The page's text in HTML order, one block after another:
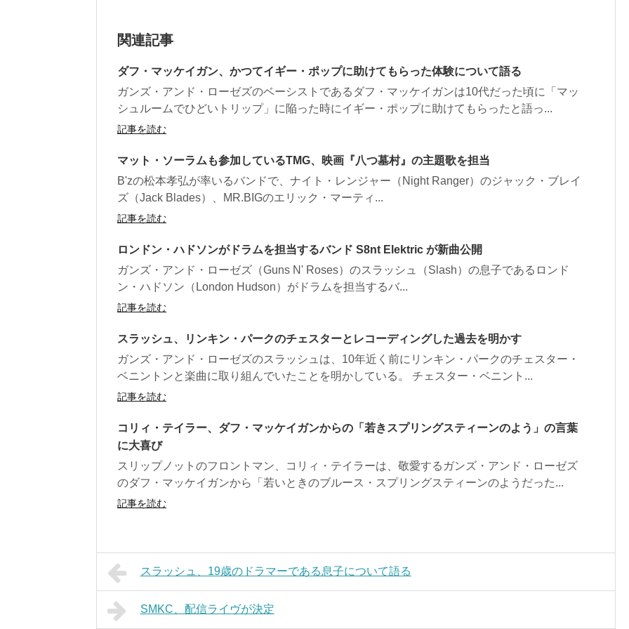
関連記事
ダフ・マッケイガン、かつてイギー・ポップに助けてもらった体験について語る
ガンズ・アンド・ローゼズのベーシストであるダフ・マッケイガンは10代だった頃に「マッ
シュルームでひどいトリップ」に陥った時にイギー・ポップに助けてもらったと語っ...
記事を読む
マット・ソーラムも参加しているTMG、映画『八つ墓村』の主題歌を担当
B'zの松本孝弘が率いるバンドで、ナイト・レンジャー（Night Ranger）のジャック・ブレイ
ズ（Jack Blades）、MR.BIGのエリック・マーティ...
記事を読む
ロンドン・ハドソンがドラムを担当するバンド S8nt Elektric が新曲公開
ガンズ・アンド・ローゼズ（Guns N' Roses）のスラッシュ（Slash）の息子であるロンド
ン・ハドソン（London Hudson）がドラムを担当するバ...
記事を読む
スラッシュ、リンキン・パークのチェスターとレコーディングした過去を明かす
ガンズ・アンド・ローゼズのスラッシュは、10年近く前にリンキン・パークのチェスター・
ベニントンと楽曲に取り組んでいたことを明かしている。 チェスター・ベニント...
記事を読む
コリィ・テイラー、ダフ・マッケイガンからの「若きスプリングスティーンのよう」の言葉
に大喜び
スリップノットのフロントマン、コリィ・テイラーは、敬愛するガンズ・アンド・ローゼズ
のダフ・マッケイガンから「若いときのブルース・スプリングスティーンのようだった...
記事を読む
スラッシュ、19歳のドラマーである息子について語る
SMKC、配信ライヴが決定